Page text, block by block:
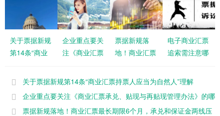
关于票据新规
第14条“商业
当为自然
企业重点要关
注《商业汇票
再贴现管理办
容?
票据新规落
地！商业汇票
月，承兑和保
险，利
电子商业汇票
追索需注意哪
关于票据新规第14条“商业汇票持票人应当为自然人”理解
企业重点要关注《商业汇票承兑、贴现与再贴现管理办法》的哪
些内容?票据新规落地！商业汇票最长期限6个月，承兑和保证金两线压